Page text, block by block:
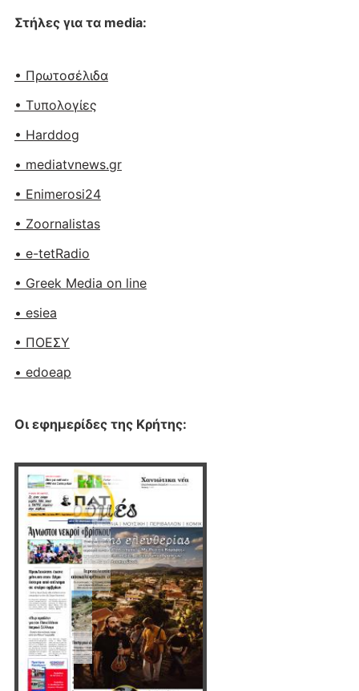
Στήλες για τα media:
• Πρωτοσέλιδα
• Tυπολογίες
• Harddog
• mediatvnews.gr
• Enimerosi24
• Zoornalistas
• e-tetRadio
• Greek Media on line
• esiea
• ΠΟΕΣΥ
• edoeap
Οι εφημερίδες της Κρήτης: